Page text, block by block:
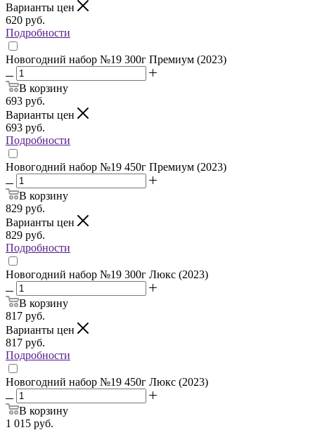
Варианты цен
620 руб.
Подробности
Новогодний набор №19 300г Премиум (2023)
В корзину
693 руб.
Варианты цен
693 руб.
Подробности
Новогодний набор №19 450г Премиум (2023)
В корзину
829 руб.
Варианты цен
829 руб.
Подробности
Новогодний набор №19 300г Люкс (2023)
В корзину
817 руб.
Варианты цен
817 руб.
Подробности
Новогодний набор №19 450г Люкс (2023)
В корзину
1 015 руб.